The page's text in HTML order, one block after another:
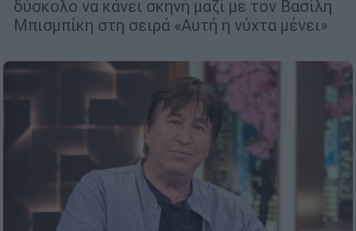
δύσκολο να κάνει σκηνή μαζί με τον Βασίλη
Μπισμπίκη στη σειρά «Αυτή η νύχτα μένει»